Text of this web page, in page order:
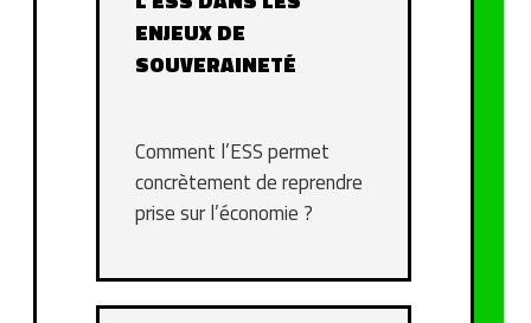
ENJEUX DE
SOUVERAINETÉ
Comment l’ESS permet
concrètement de reprendre
prise sur l’économie ?